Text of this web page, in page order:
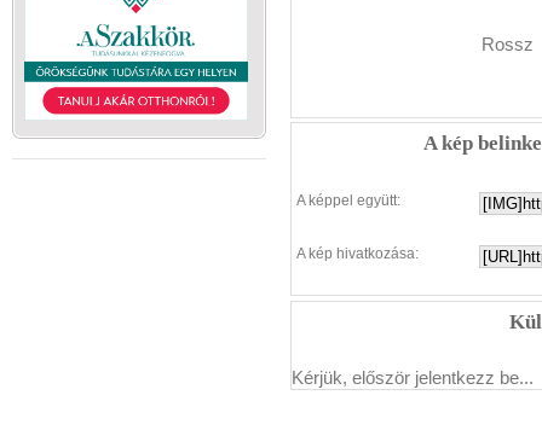
Rossz
A kép
A képpel együtt:
A kép hivatkozása:
Kérjük, először jelentkezz be...